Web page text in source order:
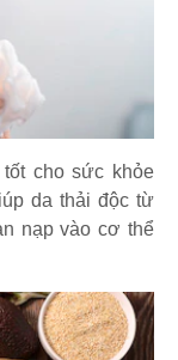
cho sức khỏe
da thải độc từ
nạp vào cơ thể